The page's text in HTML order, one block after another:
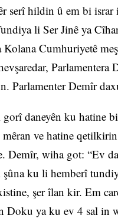
serî hildin û em bi israr
li Ser Jinê ya
Kolana Cumhuriyetê
Parlamenter Demîr
daneyên ku hatine
ve hatine
Demîr, wiha got: “Ev
ku li hemberî
şer îlan kir. Em
Doku ya ku ev 4 sal in